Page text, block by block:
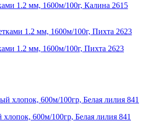
1.2 мм, 1600м/100г, Калина 2615
1.2 мм, 1600м/100г, Пихта 2623
600м/100гр, Белая лилия 841